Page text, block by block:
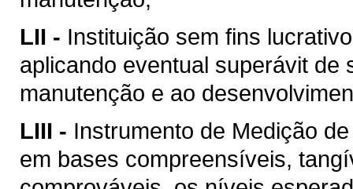
LII - Instituição sem fins
aplicando eventual superávit de
manutenção e ao
LIII - Instrumento de Medição
em bases compreensíveis,